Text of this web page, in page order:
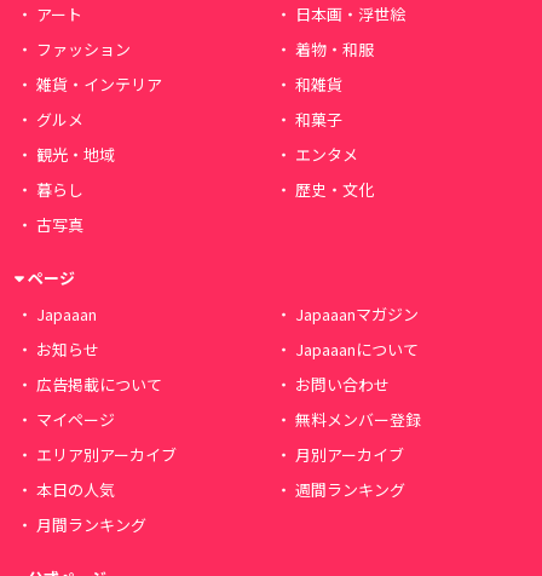
アート
日本画・浮世絵
ファッション
着物・和服
雑貨・インテリア
和雑貨
グルメ
和菓子
観光・地域
エンタメ
暮らし
歴史・文化
古写真
ページ
Japaaan
Japaaanマガジン
お知らせ
Japaaanについて
広告掲載について
お問い合わせ
マイページ
無料メンバー登録
エリア別アーカイブ
月別アーカイブ
本日の人気
週間ランキング
月間ランキング